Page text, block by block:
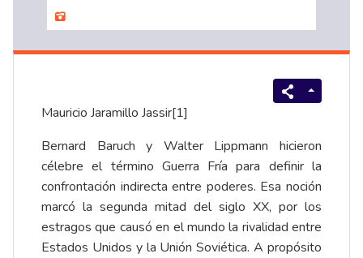
Mauricio Jaramillo Jassir[1]
Bernard Baruch y Walter Lippmann hicieron
célebre el término Guerra Fría para definir la
confrontación indirecta entre poderes. Esa noción
marcó la segunda mitad del siglo XX, por los
estragos que causó en el mundo la rivalidad entre
Estados Unidos y la Unión Soviética. A propósito